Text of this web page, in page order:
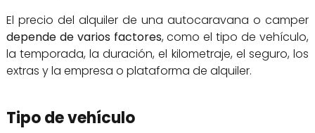
El precio del alquiler de una autocaravana o camper
depende de varios factores, como el tipo de vehículo,
la temporada, la duración, el kilometraje, el seguro, los
extras y la empresa o plataforma de alquiler.
Tipo de vehículo